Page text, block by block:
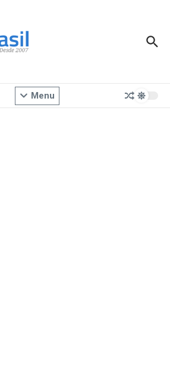
Menu